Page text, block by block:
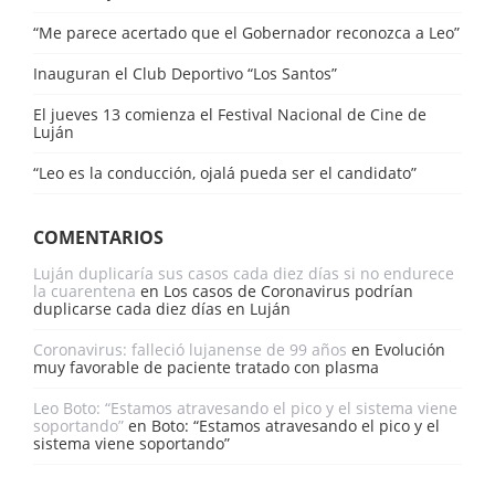
“Me parece acertado que el Gobernador reconozca a Leo”
Inauguran el Club Deportivo “Los Santos”
El jueves 13 comienza el Festival Nacional de Cine de
Luján
“Leo es la conducción, ojalá pueda ser el candidato”
COMENTARIOS
Luján duplicaría sus casos cada diez días si no endurece
la cuarentena en Los casos de Coronavirus podrían
duplicarse cada diez días en Luján
Coronavirus: falleció lujanense de 99 años en Evolución
muy favorable de paciente tratado con plasma
Leo Boto: “Estamos atravesando el pico y el sistema viene
soportando” en Boto: “Estamos atravesando el pico y el
sistema viene soportando”